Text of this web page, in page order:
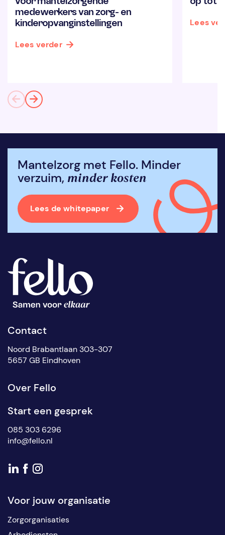
medewerkers van zorg- en
kinderopvanginstellingen
Lees verder
Lees
Mantelzorg met Fello. Minder
verzuim, minder kosten
Lees de whitepaper
Contact
Noord Brabantlaan 303-307
5657 GB Eindhoven
Over Fello
Start een gesprek
085 303 6296
info@fello.nl
Voor jouw organisatie
Zorgorganisaties